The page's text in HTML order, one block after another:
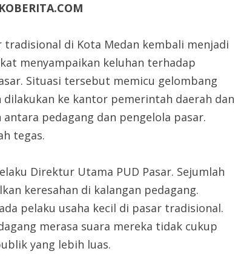
di Kota Medan kembali menjadi
menyampaikan keluhan terhadap
Situasi tersebut memicu gelombang
ke kantor pemerintah daerah dan
pedagang dan pengelola pasar.
tegas.
Direktur Utama PUD Pasar. Sejumlah
keresahan di kalangan pedagang.
pelaku usaha kecil di pasar tradisional.
merasa suara mereka tidak cukup
yang lebih luas.